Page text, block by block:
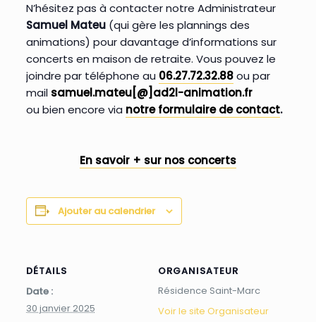
N’hésitez pas à contacter notre Administrateur
Samuel Mateu(qui gère les plannings des
animations) pour davantage d’informations sur
concerts en maison de retraite. Vous pouvez le
joindre par téléphone au 06.27.72.32.88ou par
mailsamuel.mateu[@]ad2l-animation.fr
ou bien encore via notre formulaire de contact.
En savoir + sur nos concerts
Ajouter au calendrier
DÉTAILS
Date :
30 janvier 2025
ORGANISATEUR
Résidence Saint-Marc
Voir le site Organisateur